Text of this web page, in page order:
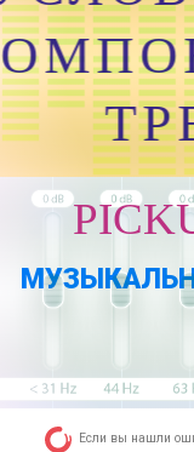
Если вы нашли